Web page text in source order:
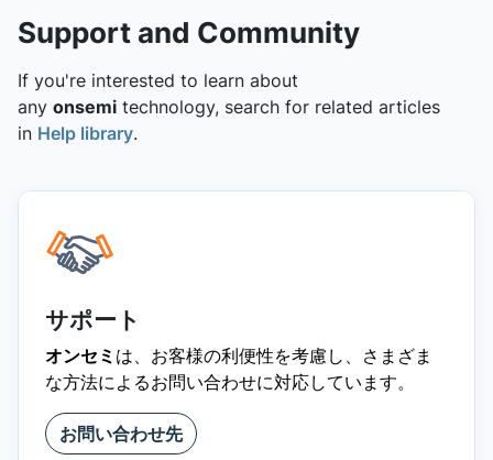
Support and Community
If you're interested to learn about
any onsemi technology, search for related articles
in Help library.
サポート
オンセミ は、お客様の利便性を考慮し、さまざま
な方法によるお問い合わせに対応しています。
お問い合わせ先